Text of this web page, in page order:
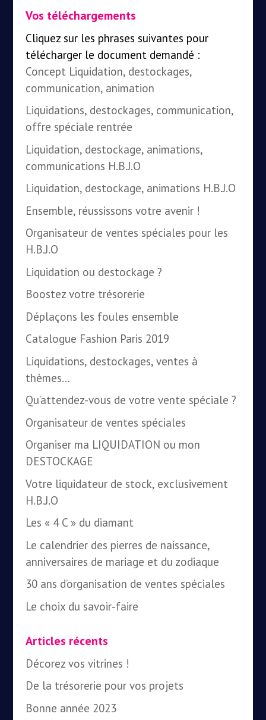
Vos téléchargements
Cliquez sur les phrases suivantes pour
télécharger le document demandé :
Concept Liquidation, destockages,
communication, animation
Liquidations, destockages, communication,
offre spéciale rentrée
Liquidation, destockage, animations,
communications H.B.J.O
Liquidation, destockage, animations H.B.J.O
Ensemble, réussissons votre avenir !
Organisateur de ventes spéciales pour les
H.B.J.O
Liquidation ou destockage ?
Boostez votre trésorerie
Déplaçons les foules ensemble
Catalogue Fashion Paris 2019
Liquidations, destockages, ventes à
thèmes…
Qu’attendez-vous de votre vente spéciale ?
Organisateur de ventes spéciales
Organiser ma LIQUIDATION ou mon
DESTOCKAGE
Votre liquidateur de stock, exclusivement
H.B.J.O
Les « 4 C » du diamant
Le calendrier des pierres de naissance,
anniversaires de mariage et du zodiaque
30 ans d’organisation de ventes spéciales
Le choix du savoir-faire
Articles récents
Décorez vos vitrines !
De la trésorerie pour vos projets
Bonne année 2023